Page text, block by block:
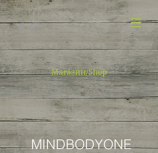
Магазин/Shop
MINDBODYONE